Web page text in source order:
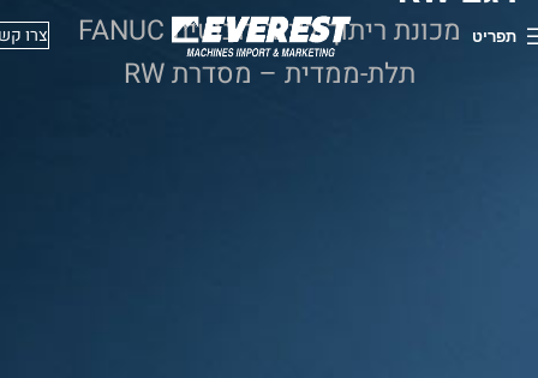
תפריט צרו
מכונת ריתוך לייזר רובוטית FANUC
תלת-ממדית – מסדרת RW